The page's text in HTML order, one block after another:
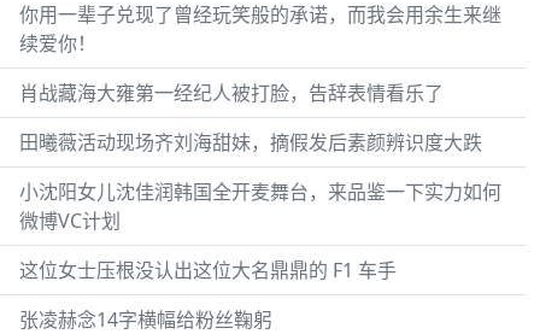
你用一辈子兑现了曾经玩笑般的承诺，而我会用余生来继
续爱你！
肖战藏海大雍第一经纪人被打脸，告辞表情看乐了
田曦薇活动现场齐刘海甜妹，摘假发后素颜辨识度大跌
小沈阳女儿沈佳润韩国全开麦舞台，来品鉴一下实力如何
微博VC计划
这位女士压根没认出这位大名鼎鼎的 F1 车手
张凌赫念14字横幅给粉丝鞠躬